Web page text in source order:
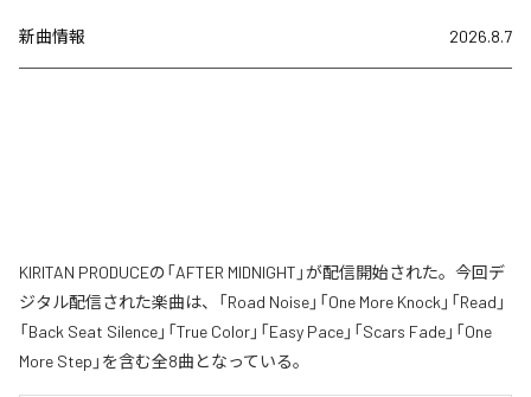
新曲情報 2026.8.7
KIRITAN PRODUCEの「AFTER MIDNIGHT」が配信開始された。今回デ
ジタル配信された楽曲は、「Road Noise」「One More Knock」「Read」
「Back Seat Silence」「True Color」「Easy Pace」「Scars Fade」「One
More Step」を含む全8曲となっている。